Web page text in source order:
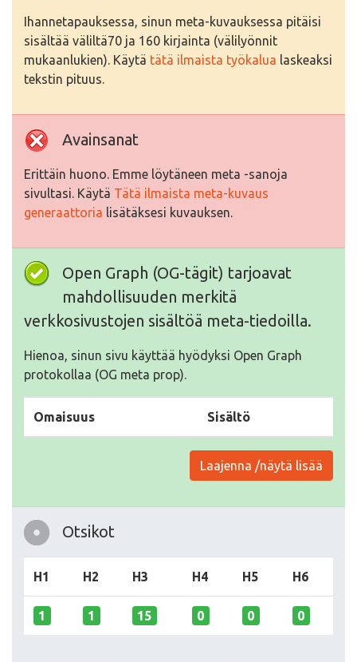
Ihannetapauksessa, sinun meta-kuvauksessa pitäisi
sisältää väliltä70 ja 160 kirjainta (välilyönnit
mukaanlukien). Käytä tätä ilmaista työkalua laskeaksi
tekstin pituus.
Avainsanat
Erittäin huono. Emme löytäneen meta -sanoja
sivultasi. Käytä Tätä ilmaista meta-kuvaus
generaattoria lisätäksesi kuvauksen.
Open Graph (OG-tägit) tarjoavat
mahdollisuuden merkitä
verkkosivustojen sisältöä meta-tiedoilla.
Hienoa, sinun sivu käyttää hyödyksi Open Graph
protokollaa (OG meta prop).
Omaisuus Sisältö
Laajenna /näytä lisää
Otsikot
H1 H2 H3 H4 H5 H6
1 1 15 0 0 0